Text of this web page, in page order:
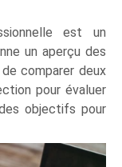
est un
un aperçu des
comparer deux
pour évaluer
objectifs pour